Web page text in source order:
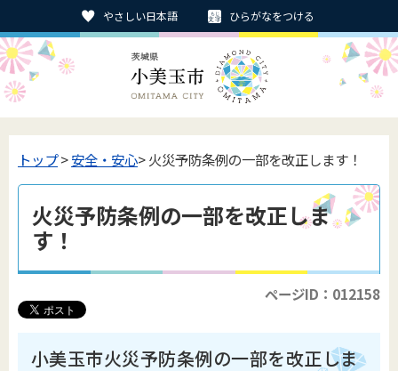
やさしい日本語 ひらがなをつける
トップ>安全・安心> 火災予防条例の一部を改正します！
火災予防条例の一部を改正しま
す！
ページID：012158
小美玉市火災予防条例の一部を改正しま